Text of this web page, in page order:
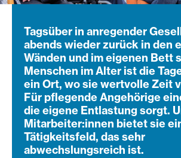
Tagsüber in anregender
abends wieder zurück in den
Wänden und im eigenen Bett
Menschen im Alter ist die
ein Ort, wo sie wertvolle Zeit
Für pflegende Angehörige
die eigene Entlastung sorgt.
Mitarbeiter:innen bietet sie
Tätigkeitsfeld, das sehr
abwechslungsreich ist.